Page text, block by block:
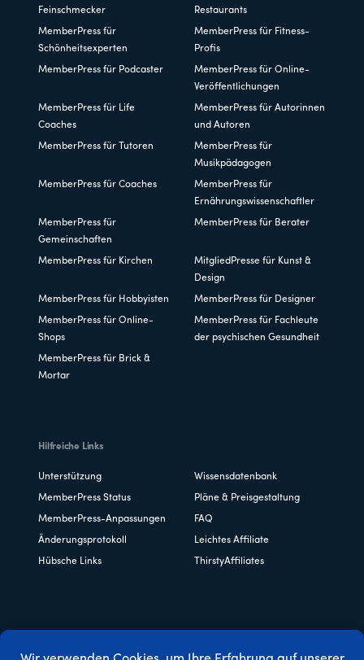
Feinschmecker
Restaurants
MemberPress für
Schönheitsexperten
MemberPress für Fitness-
Profis
MemberPress für Podcaster
MemberPress für Online-
Veröffentlichungen
MemberPress für Life
Coaches
MemberPress für Autorinnen
und Autoren
MemberPress für Tutoren
MemberPress für
Musikpädagogen
MemberPress für Coaches
MemberPress für
Ernährungswissenschaftler
MemberPress für
Gemeinschaften
MemberPress für Berater
MemberPress für Kirchen
MitgliedPresse für Kunst &
Design
MemberPress für Hobbyisten MemberPress für Designer
MemberPress für Online-
Shops
MemberPress für Fachleute
der psychischen Gesundheit
MemberPress für Brick &
Mortar
Hilfreiche Links
Unterstützung Wissensdatenbank
MemberPress Status Pläne & Preisgestaltung
MemberPress-Anpassungen FAQ
Änderungsprotokoll Leichtes Affiliate
Hübsche Links ThirstyAffiliates